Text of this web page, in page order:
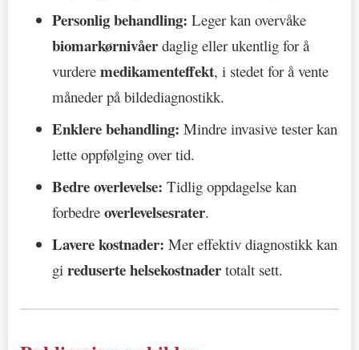
Personlig behandling: Leger kan overvåke
biomarkørnivåer daglig eller ukentlig for å
vurdere medikamenteffekt, i stedet for å vente
måneder på bildediagnostikk.
Enklere behandling: Mindre invasive tester kan
lette oppfølging over tid.
Bedre overlevelse: Tidlig oppdagelse kan
forbedre overlevelsesrater.
Lavere kostnader: Mer effektiv diagnostikk kan
gi reduserte helsekostnader totalt sett.